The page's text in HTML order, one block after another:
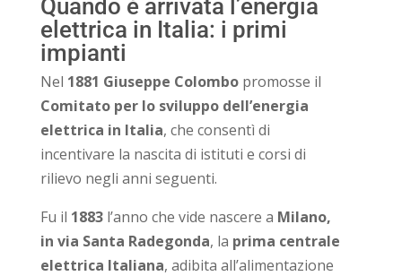
Quando è arrivata l’energia
elettrica in Italia: i primi
impianti
Nel 1881 Giuseppe Colombopromosse il
Comitato per lo sviluppo dell’energia
elettrica in Italia, che consentì di
incentivare la nascita di istituti e corsi di
rilievo negli anni seguenti.
Fu il 1883l’anno che vide nascere a Milano,
in via Santa Radegonda, la prima centrale
elettrica Italiana, adibita all’alimentazione